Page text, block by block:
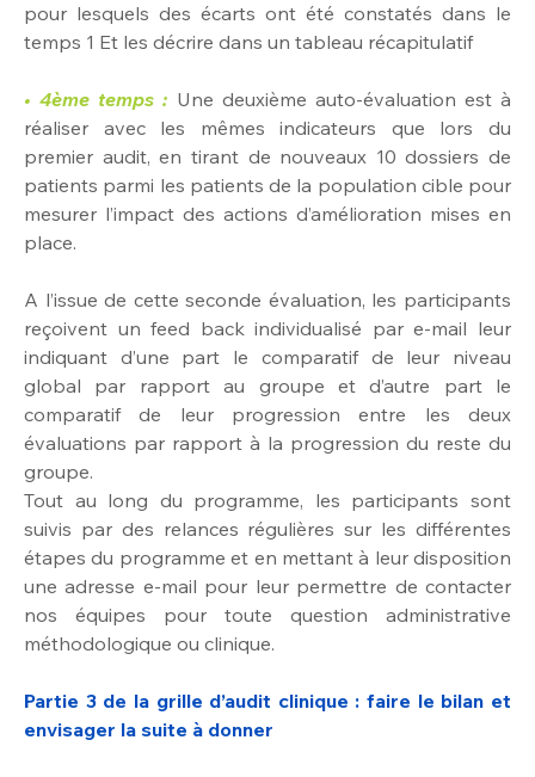
pour lesquels des écarts ont été constatés dans le
temps 1 Et les décrire dans un tableau récapitulatif
• 4ème temps : Une deuxième auto-évaluation est à
réaliser avec les mêmes indicateurs que lors du
premier audit, en tirant de nouveaux 10 dossiers de
patients parmi les patients de la population cible pour
mesurer l’impact des actions d’amélioration mises en
place.
A l’issue de cette seconde évaluation, les participants
reçoivent un feed back individualisé par e-mail leur
indiquant d’une part le comparatif de leur niveau
global par rapport au groupe et d’autre part le
comparatif de leur progression entre les deux
évaluations par rapport à la progression du reste du
groupe.
Tout au long du programme, les participants sont
suivis par des relances régulières sur les différentes
étapes du programme et en mettant à leur disposition
une adresse e-mail pour leur permettre de contacter
nos équipes pour toute question administrative
méthodologique ou clinique.
Partie 3 de la grille d’audit clinique : faire le bilan et
envisager la suite à donner